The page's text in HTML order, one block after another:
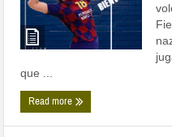
que ...
Read more